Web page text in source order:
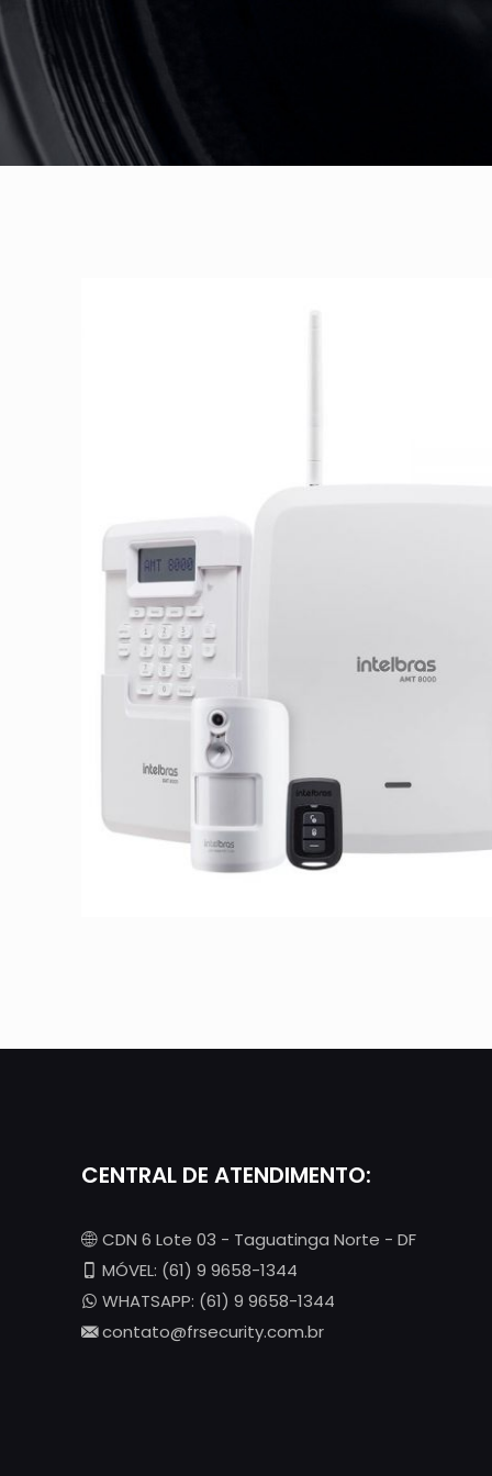
CENTRAL DE ATENDIMENTO:
CDN 6 Lote 03 - Taguatinga Norte - DF
MÓVEL: (61) 9 9658-1344
WHATSAPP: (61) 9 9658-1344
contato@frsecurity.com.br